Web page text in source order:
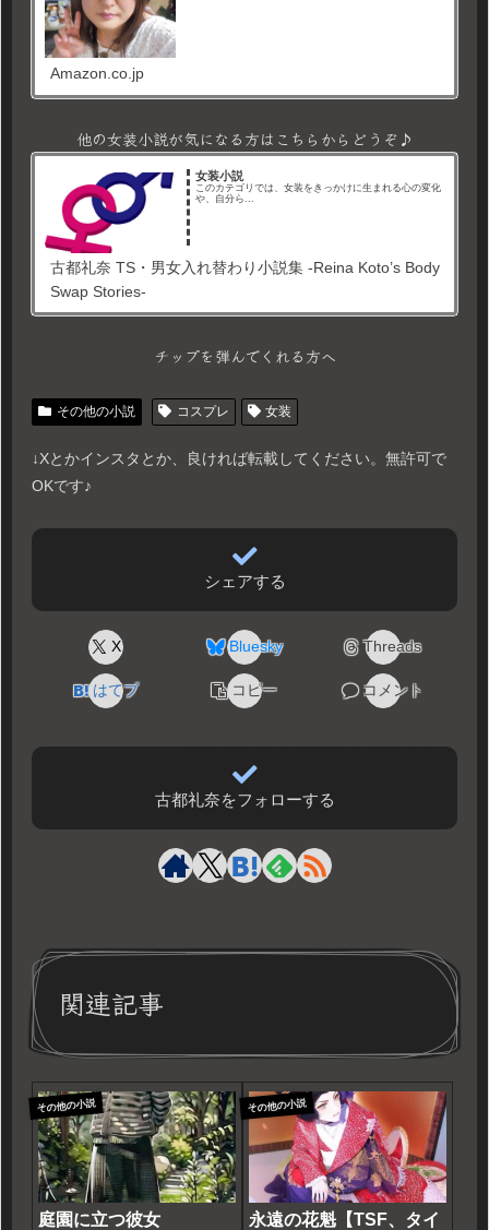
Amazon.co.jp
他の女装小説が気になる方はこちらからどうぞ♪
女装小説
このカテゴリでは、女装をきっかけに生まれる心の変化
や、自分ら...
古都礼奈 TS・男女入れ替わり小説集 -Reina Koto’s Body
Swap Stories-
チップを弾んでくれる方へ
その他の小説 コスプレ 女装
↓Xとかインスタとか、良ければ転載してください。無許可で
OKです♪
シェアする
X Bluesky Threads
はてブ コピー コメント
古都礼奈をフォローする
関連記事
その他の小説
庭園に立つ彼女
その他の小説
永遠の花魁【TSF、タイ